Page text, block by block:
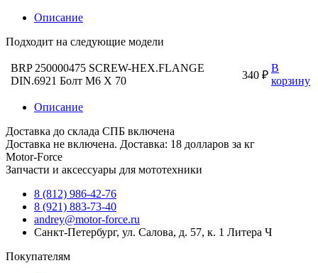
Описание
Подходит на следующие модели
BRP 250000475 SCREW-HEX.FLANGE
DIN.6921 Болт M6 X 70
340 ₽
В
корзину
Описание
Доставка до склада СПБ включена
Доставка не включена. Доставка: 18 долларов за кг
Motor-Force
Запчасти и аксессуары для мототехники
8 (812) 986-42-76
8 (921) 883-73-40
andrey@motor-force.ru
Санкт-Петербург, ул. Салова, д. 57, к. 1 Литера Ч
Покупателям